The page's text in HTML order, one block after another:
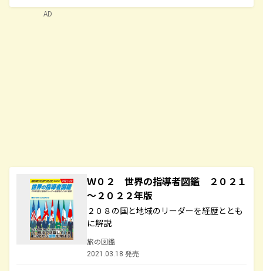
Ｗ０２ 世界の指導者図鑑 ２０２１
～２０２２年版
２０８の国と地域のリーダーを経歴ととも
に解説
旅の図鑑
2021.03.18 発売
AD